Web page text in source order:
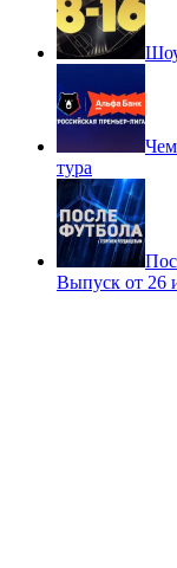
тура
Выпуск от 26